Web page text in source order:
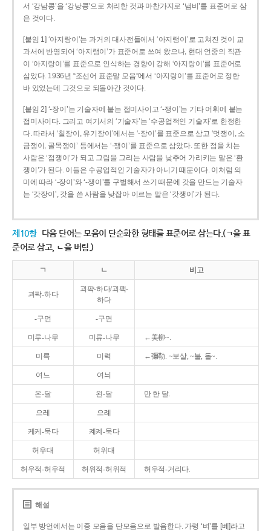
서 ‘강남콩’을 ‘강낭콩’으로 처리한 것과 마찬가지로 ‘냄비’를 표준어로 삼
은 것이다.
[붙임 1] ‘아지랑이’는 과거의 대사전들에서 ‘아지랭이’로 고쳐진 것이 교
과서에 반영되어 ‘아지랭이’가 표준어로 쓰여 왔으나, 현대 언중의 직관
이 ‘아지랑이’를 표준으로 인식하는 경향이 강해 ‘아지랑이’를 표준어로
삼았다. 1936년 “조선어 표준말 모음”에서 ‘아지랑이’를 표준어로 정한
바 있었는데 그것으로 되돌아간 것이다.
[붙임 2] ‘-장이’는 기술자에 붙는 접미사이고 ‘-쟁이’는 기타 어휘에 붙는
접미사이다. 그리고 여기서의 ‘기술자’는 ‘수공업적인 기술자’로 한정한
다. 따라서 ‘칠장이, 유기장이’에서는 ‘-장이’를 표준으로 삼고 ‘멋쟁이, 소
금쟁이, 골목쟁이’ 등에서는 ‘-쟁이’를 표준으로 삼았다. 또한 점을 치는
사람은 ‘점쟁이’가 되고 그림을 그리는 사람을 낮추어 가리키는 말은 ‘환
쟁이’가 된다. 이들은 수공업적인 기술자가 아니기 때문이다. 이처럼 의
미에 따라 ‘-장이’와 ‘-쟁이’를 구별해서 쓰기 때문에 갓을 만드는 기술자
는 ‘갓장이’, 갓을 쓴 사람을 낮잡아 이르는 말은 ‘갓쟁이’가 된다.
제10항 다음 단어는 모음이 단순화한 형태를 표준어로 삼는다.(ㄱ을 표
준어로 삼고, ㄴ을 버림.)
ㄱ ㄴ 비고
괴팍-하다
괴퍅-하다/괴팩-
하다
-구먼 -구면
미루-나무 미류-나무 ←美柳~.
미륵 미력 ←彌勒. ~보살, ~불, 돌~.
여느 여늬
온-달 왼-달 만 한 달.
으레 으례
케케-묵다 켸켸-묵다
허우대 허위대
허우적-허우적 허위적-허위적 허우적-거리다.
해설
일부 방언에서는 이중 모음을 단모음으로 발음한다. 가령 ‘벼’를 [베]라고